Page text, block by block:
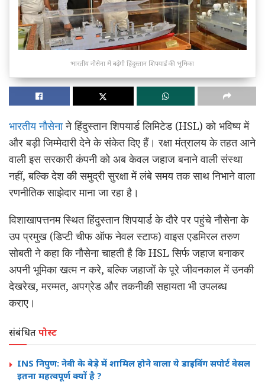
भारतीय नौसेना में बढ़ेगी हिंदुस्तान शिपयार्ड की भूमिका
भारतीय नौसेनाने हिंदुस्तान शिपयार्ड लिमिटेड (HSL) को भविष्य में
और बड़ी जिम्मेदारी देने के संकेत दिए हैं। रक्षा मंत्रालय के तहत आने
वाली इस सरकारी कंपनी को अब केवल जहाज बनाने वाली संस्था
नहीं, बल्कि देश की समुद्री सुरक्षा में लंबे समय तक साथ निभाने वाला
रणनीतिक साझेदार माना जा रहा है।
विशाखापत्तनम स्थित हिंदुस्तान शिपयार्ड के दौरे पर पहुंचे नौसेना के
उप प्रमुख (डिप्टी चीफ ऑफ नेवल स्टाफ) वाइस एडमिरल तरुण
सोबती ने कहा कि नौसेना चाहती है कि HSL सिर्फ जहाज बनाकर
अपनी भूमिका खत्म न करे, बल्कि जहाजों के पूरे जीवनकाल में उनकी
देखरेख, मरम्मत, अपग्रेड और तकनीकी सहायता भी उपलब्ध
कराए।
संबंधितपोस्ट
INS निपुण: नेवी के बेड़े में शामिल होने वाला ये डाइविंग सपोर्ट वेसल
इतना महत्वपूर्ण क्यों है ?